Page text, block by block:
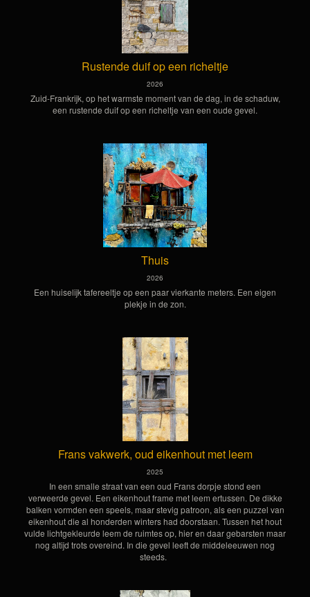
Rustende duif op een richeltje
2026
Zuid-Frankrijk, op het warmste moment van de dag, in de schaduw,
een rustende duif op een richeltje van een oude gevel.
Thuis
2026
Een huiselijk tafereeltje op een paar vierkante meters. Een eigen
plekje in de zon.
Frans vakwerk, oud eikenhout met leem
2025
In een smalle straat van een oud Frans dorpje stond een
verweerde gevel. Een eikenhout frame met leem ertussen. De dikke
balken vormden een speels, maar stevig patroon, als een puzzel van
eikenhout die al honderden winters had doorstaan. Tussen het hout
vulde lichtgekleurde leem de ruimtes op, hier en daar gebarsten maar
nog altijd trots overeind. In die gevel leeft de middeleeuwen nog
steeds.